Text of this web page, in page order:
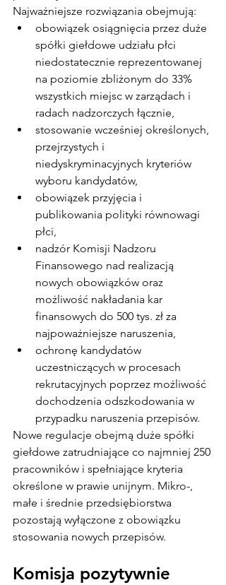
Najważniejsze rozwiązania obejmują:
obowiązek osiągnięcia przez duże
spółki giełdowe udziału płci
niedostatecznie reprezentowanej
na poziomie zbliżonym do 33%
wszystkich miejsc w zarządach i
radach nadzorczych łącznie,
stosowanie wcześniej określonych,
przejrzystych i
niedyskryminacyjnych kryteriów
wyboru kandydatów,
obowiązek przyjęcia i
publikowania polityki równowagi
płci,
nadzór Komisji Nadzoru
Finansowego nad realizacją
nowych obowiązków oraz
możliwość nakładania kar
finansowych do 500 tys. zł za
najpoważniejsze naruszenia,
ochronę kandydatów
uczestniczących w procesach
rekrutacyjnych poprzez możliwość
dochodzenia odszkodowania w
przypadku naruszenia przepisów.
Nowe regulacje obejmą duże spółki
giełdowe zatrudniające co najmniej 250
pracowników i spełniające kryteria
określone w prawie unijnym. Mikro-,
małe i średnie przedsiębiorstwa
pozostają wyłączone z obowiązku
stosowania nowych przepisów.
Komisja pozytywnie